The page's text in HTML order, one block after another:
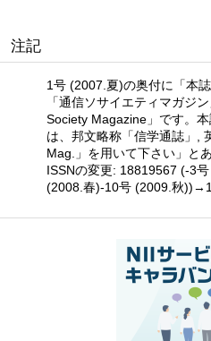
注記
1号 (2007.夏)の奥付に「本
「通信ソサイエティマガジ
Society Magazine」です。
は、邦文略称「信学通誌」,
Mag.」を用いて下さい」と
ISSNの変更: 18819567 (-3
(2008.春)-10号 (2009.秋